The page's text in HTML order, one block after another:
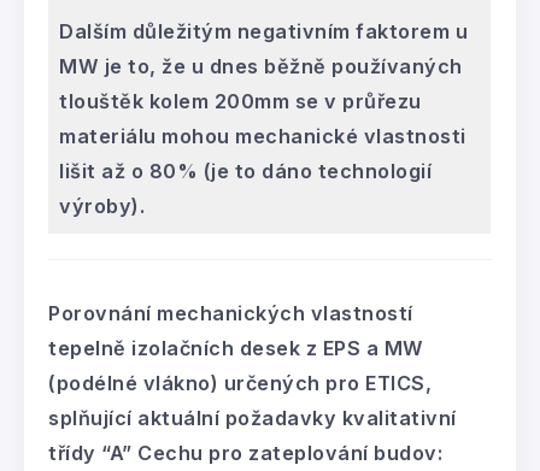
Dalším důležitým negativním faktorem u
MW je to, že u dnes běžně používaných
tlouštěk kolem 200mm se v průřezu
materiálu mohou mechanické vlastnosti
lišit až o 80% (je to dáno technologií
výroby).
Porovnání mechanických vlastností
tepelně izolačních desek z EPS a MW
(podélné vlákno) určených pro ETICS,
splňující aktuální požadavky kvalitativní
třídy “A” Cechu pro zateplování budov: